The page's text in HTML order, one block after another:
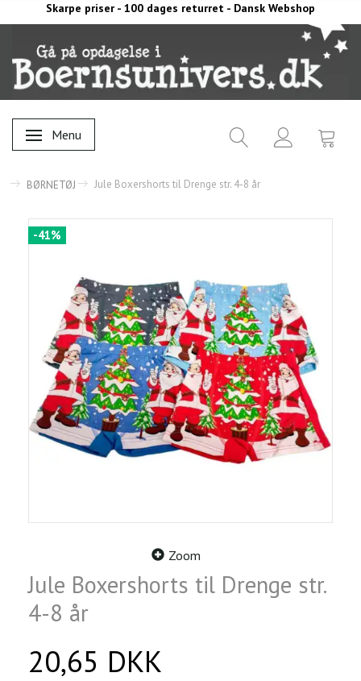
Skarpe priser - 100 dages returret - Dansk Webshop
Skifte navigation
Menu
BØRNETØJ Jule Boxershorts til Drenge str. 4-8 år
-41%
Zoom
Jule Boxershorts til Drenge str.
4-8 år
20,65 DKK